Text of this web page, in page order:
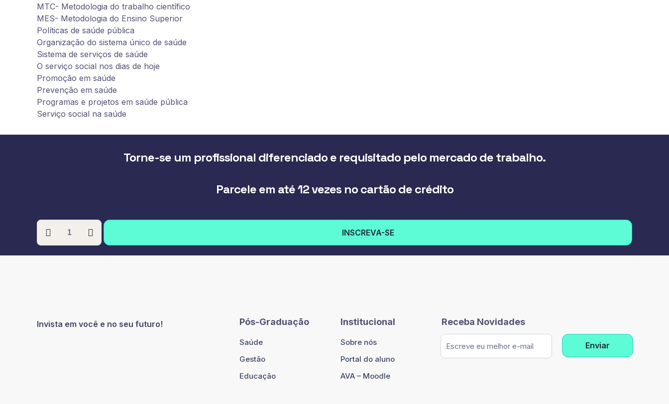
MTC- Metodologia do trabalho científico
MES- Metodologia do Ensino Superior
Políticas de saúde pública
Organização do sistema único de saúde
Sistema de serviços de saúde
O serviço social nos dias de hoje
Promoção em saúde
Prevenção em saúde
Programas e projetos em saúde pública
Serviço social na saúde
Torne-se um profissional diferenciado e requisitado pelo mercado de trabalho.
Parcele em até 12 vezes no cartão de crédito
PÓS-
GRADUAÇÃO
quantidade
INSCREVA-SE
Invista em você e no seu futuro! Pós-Graduação
Saúde
Gestão
Educação
Institucional
Sobre nós
Portal do aluno
AVA – Moodle
Receba Novidades